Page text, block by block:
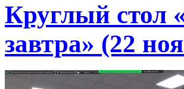
Круглый стол
завтра» (22